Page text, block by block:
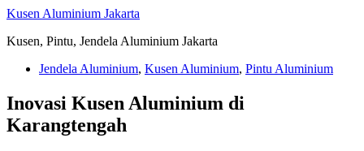
Skip
content
Kusen Aluminium Jakarta
Kusen, Pintu, Jendela Aluminium Jakarta
Jendela Aluminium, Kusen Aluminium, Pintu Aluminium
Inovasi Kusen Aluminium di
Karangtengah